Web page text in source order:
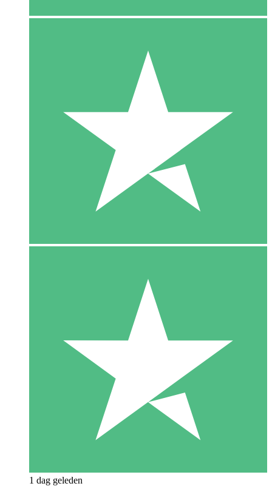
1 dag geleden